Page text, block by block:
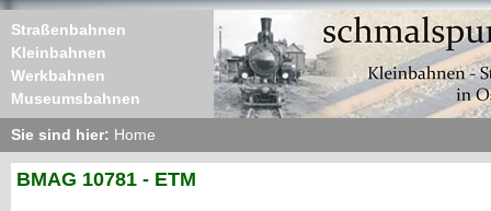
Straßenbahnen
Kleinbahnen
Werkbahnen
Museumsbahnen
Sie sind hier: Home
BMAG 10781 - ETM